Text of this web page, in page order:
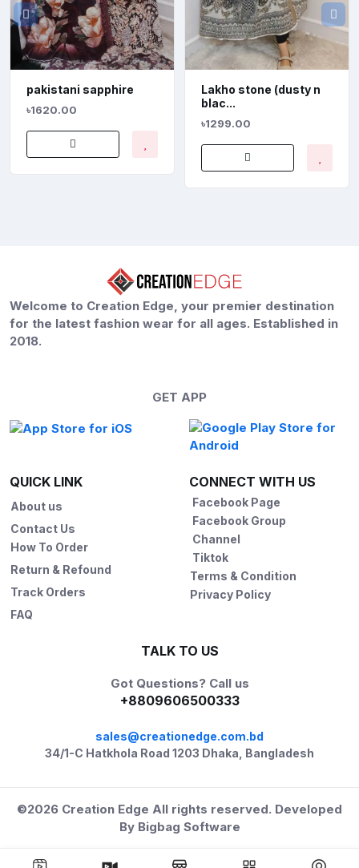
pakistani sapphire
৳1620.00
Lakho stone (dusty n
blac...
৳1299.00
Welcome to Creation Edge, your premier destination
for the latest fashion wear for all ages. Established in
2018.
GET APP
QUICK LINK
About us
Contact Us
How To Order
Return & Refound
Track Orders
FAQ
CONNECT WITH US
Facebook Page
Facebook Group
Channel
Tiktok
Terms & Condition
Privacy Policy
TALK TO US
Got Questions? Call us
+8809606500333
sales@creationedge.com.bd
34/1-C Hatkhola Road 1203 Dhaka, Bangladesh
©2026 Creation Edge All rights reserved. Developed
By Bigbag Software